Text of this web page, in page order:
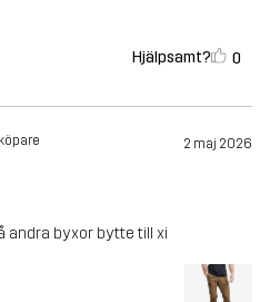
Hjälpsamt? 0
2 maj 2026
andra byxor bytte till xi